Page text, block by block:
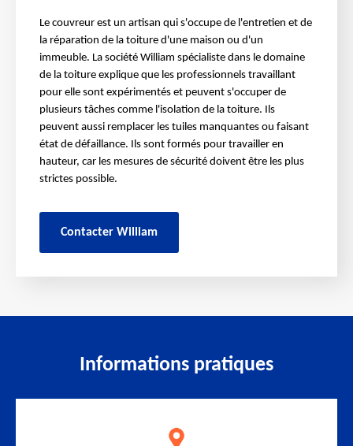
Le couvreur est un artisan qui s'occupe de l'entretien et de
la réparation de la toiture d'une maison ou d'un
immeuble. La société William spécialiste dans le domaine
de la toiture explique que les professionnels travaillant
pour elle sont expérimentés et peuvent s'occuper de
plusieurs tâches comme l'isolation de la toiture. Ils
peuvent aussi remplacer les tuiles manquantes ou faisant
état de défaillance. Ils sont formés pour travailler en
hauteur, car les mesures de sécurité doivent être les plus
strictes possible.
Contacter William
Informations pratiques